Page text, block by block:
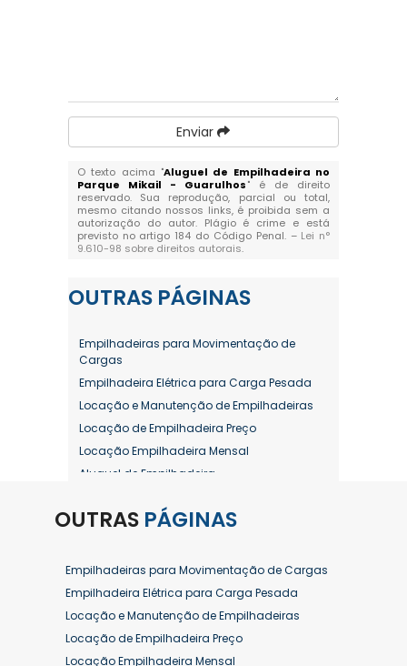
Enviar
O texto acima "Aluguel de Empilhadeira no
Parque Mikail - Guarulhos" é de direito
reservado. Sua reprodução, parcial ou total,
mesmo citando nossos links, é proibida sem a
autorização do autor. Plágio é crime e está
previsto no artigo 184 do Código Penal. – Lei n°
9.610-98 sobre direitos autorais.
OUTRAS PÁGINAS
Empilhadeiras para Movimentação de
Cargas
Empilhadeira Elétrica para Carga Pesada
Locação e Manutenção de Empilhadeiras
Locação de Empilhadeira Preço
Locação Empilhadeira Mensal
Aluguel de Empilhadeira
Aluguel de Empilhadeira Diária Valor
Aluguel de Empilhadeira Elétrica Preço
Aluguel de Empilhadeira Mensal
Aluguel de Empilhadeira Preço
Aluguel de Empilhadeira Valor
Aluguel de Empilhadeiras Eletricas
OUTRAS PÁGINAS
Empilhadeiras para Movimentação de Cargas
Empilhadeira Elétrica para Carga Pesada
Locação e Manutenção de Empilhadeiras
Locação de Empilhadeira Preço
Locação Empilhadeira Mensal